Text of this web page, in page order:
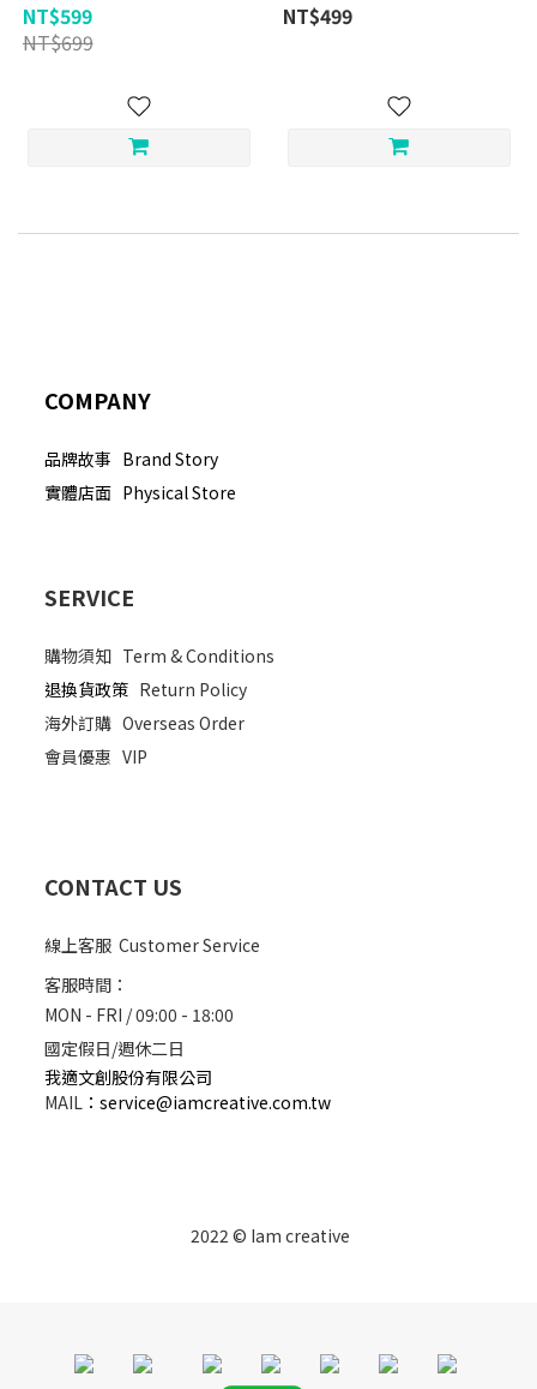
NT$599
NT$699
NT$499
COMPANY
品牌故事 Brand Story
實體店面 Physical Store
SERVICE
購物須知 Term & Conditions
退換貨政策 Return Policy
海外訂購 Overseas Order
會員優惠 VIP
CONTACT US
線上客服 Customer Service
客服時間：
MON - FRI / 09:00 - 18:00
國定假日/週休二日
我適文創股份有限公司
MAIL ： service@iamcreative.com.tw
2022 © Iam creative